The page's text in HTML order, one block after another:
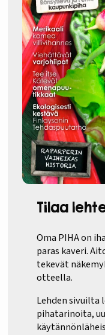
Tilaa
Oma PIHA on
paras kaveri.
tekevät
otteella.
Lehden sivuilta
pihatarinoita,